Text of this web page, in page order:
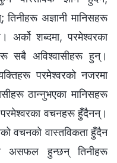
अज्ञानी मानिसहरू
अर्को शब्दमा, परमेश्‍वरका
सबै अविश्‍वासीहरू हुन्।
परमेश्‍वरको नजरमा
ठान्नुभएका मानिसहरू
वचनहरू हुँदैनन्।
वचनको वास्तविकता हुँदैन
असफल हुन्छन् तिनीहरू